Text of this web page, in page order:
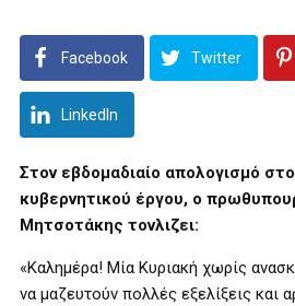
Facebook Twitter
LinkedIn
Στον εβδομαδιαίο απολογισμό
κυβερνητικού έργου, ο
Μητσοτάκης τονλιζει:
«Καλημέρα! Μία Κυριακή χωρίς
να μαζευτούν πολλές εξελίξεις και